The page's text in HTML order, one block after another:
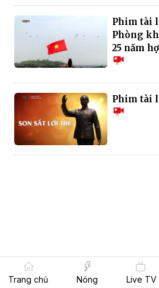
Phim tài
Phòng
25 năm
Phim tài
Trang chủ Nóng Live TV